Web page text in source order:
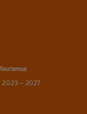
2023 – 2027